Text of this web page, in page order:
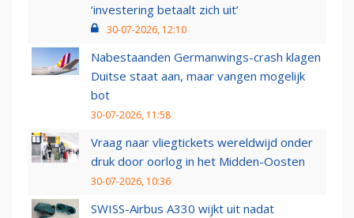
‘investering betaalt zich uit’
30-07-2026, 12:10
Nabestaanden Germanwings-crash klagen
Duitse staat aan, maar vangen mogelijk
bot
30-07-2026, 11:58
Vraag naar vliegtickets wereldwijd onder
druk door oorlog in het Midden-Oosten
30-07-2026, 10:36
SWISS-Airbus A330 wijkt uit nadat